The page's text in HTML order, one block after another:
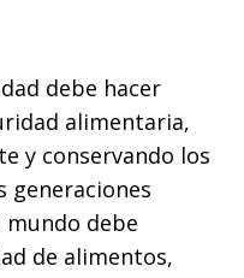
debe hacer
alimentaria,
y conservando los
generaciones
debe
de alimentos,